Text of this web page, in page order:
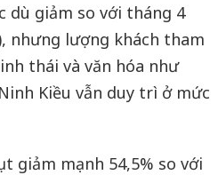
dù giảm so với tháng 4
nhưng lượng khách tham
thái và văn hóa như
Kiều vẫn duy trì ở mức
giảm mạnh 54,5% so với